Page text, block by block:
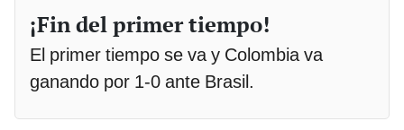
¡Fin del primer tiempo!
El primer tiempo se va y Colombia va
ganando por 1-0 ante Brasil.